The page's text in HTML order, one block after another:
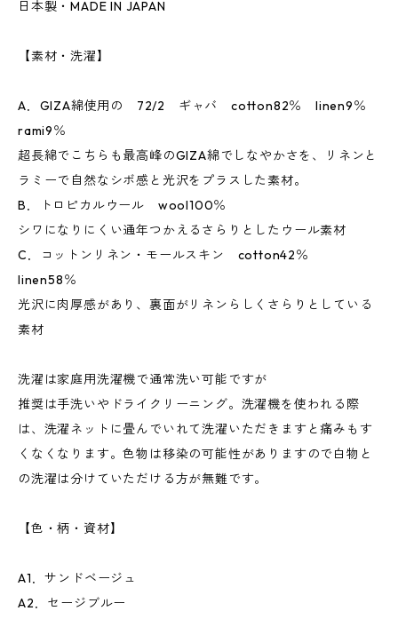
日本製・MADE IN JAPAN
【素材・洗濯】
A．GIZA綿使用の 72/2 ギャバ cotton82％ linen9％
rami9％
超長綿でこちらも最高峰のGIZA綿でしなやかさを、リネンと
ラミーで自然なシボ感と光沢をプラスした素材。
B．トロピカルウール wool100％
シワになりにくい通年つかえるさらりとしたウール素材
C．コットンリネン・モールスキン cotton42％
linen58％
光沢に肉厚感があり、裏面がリネンらしくさらりとしている
素材
洗濯は家庭用洗濯機で通常洗い可能ですが
推奨は手洗いやドライクリーニング。洗濯機を使われる際
は、洗濯ネットに畳んでいれて洗濯いただきますと痛みもす
くなくなります。色物は移染の可能性がありますので白物と
の洗濯は分けていただける方が無難です。
【色・柄・資材】
A1．サンドベージュ
A2．セージブルー